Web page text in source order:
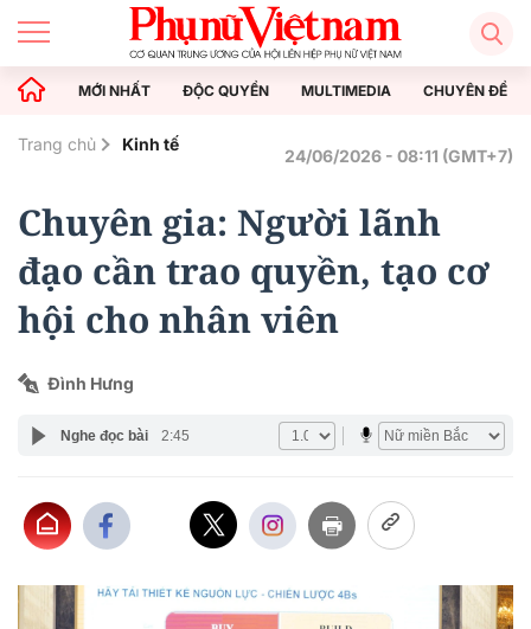
MỚI NHẤT ĐỘC QUYỀN MULTIMEDIA CHUYÊN ĐỀ
Trang chủ Kinh tế
24/06/2026 - 08:11 (GMT+7)
Chuyên gia: Người lãnh
đạo cần trao quyền, tạo cơ
hội cho nhân viên
Đình Hưng
Nghe đọc bài 2:45